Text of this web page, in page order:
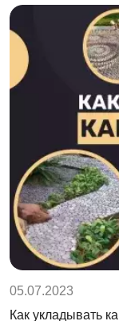
05.07.2023
Как укладывать